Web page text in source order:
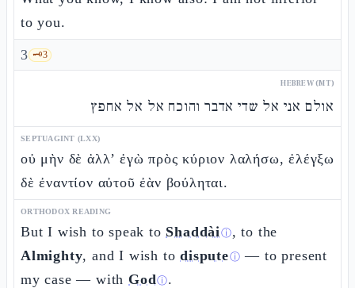
to you.
3 🗝️3
HEBREW (MT)
אולם אני אל שדי אדבר והוכח אל אל אחפץ
SEPTUAGINT (LXX)
οὐ μὴν δὲ ἀλλ’ ἐγὼ πρὸς κύριον λαλήσω, ἐλέγξω
δὲ ἐναντίον αὐτοῦ ἐὰν βούληται.
ORTHODOX READING
But I wish to speak to Shaddàiⓘ, to the
Almighty, and I wish todisputeⓘ — to present
my case — with Godⓘ.